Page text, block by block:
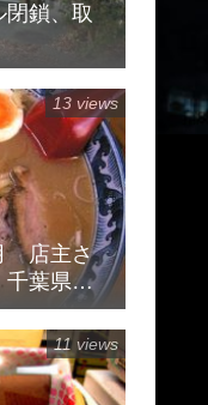
鎖、取
店主さ
葉県柏
13 views
11 views